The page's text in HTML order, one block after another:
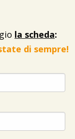
la scheda:
di sempre!